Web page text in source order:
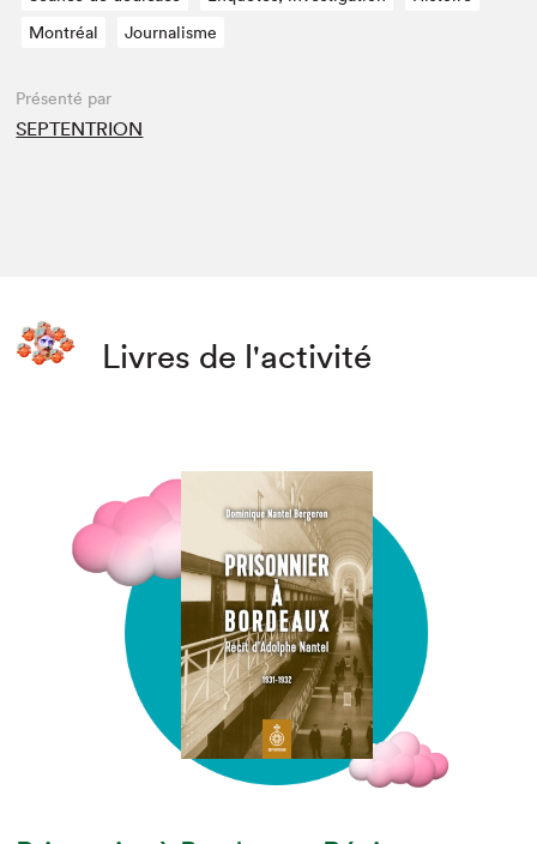
Montréal
Journalisme
Présenté par
SEPTENTRION
Livres de l'activité